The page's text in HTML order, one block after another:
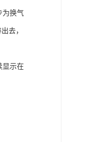
为换气
去，
显示在